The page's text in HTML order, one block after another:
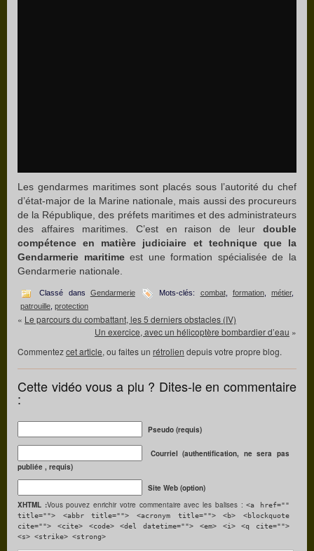
Les gendarmes maritimes sont placés sous l’autorité du chef
d’état-major de la Marine nationale, mais aussi des procureurs
de la République, des préfets maritimes et des administrateurs
des affaires maritimes. C’est en raison de leur double
compétence en matière judiciaire et technique que la
Gendarmerie maritimeest une formation spécialisée de la
Gendarmerie nationale.
Classé dans Gendarmerie Mots-clés: combat, formation, métier,
patrouille protection
« Le parcours du combattant, les 5 derniers obstacles (IV)
Un exercice, avec un hélicoptère bombardier d’eau »
Commentezcet article, ou faites un rétrolien depuis votre propre blog.
Cette vidéo vous a plu ? Dites-le en commentaire
:
Pseudo (requis)
Courriel (authentification, ne sera pas
publiée , requis)
Site Web (option)
XHTML :Vous pouvez enrichir votre commentaire avec les balises :<a href=""
title=""> <abbr title=""> <acronym title=""> <b> <blockquote
cite=""> <cite> <code> <del datetime=""> <em> <i> <q cite="">
<s> <strike> <strong>